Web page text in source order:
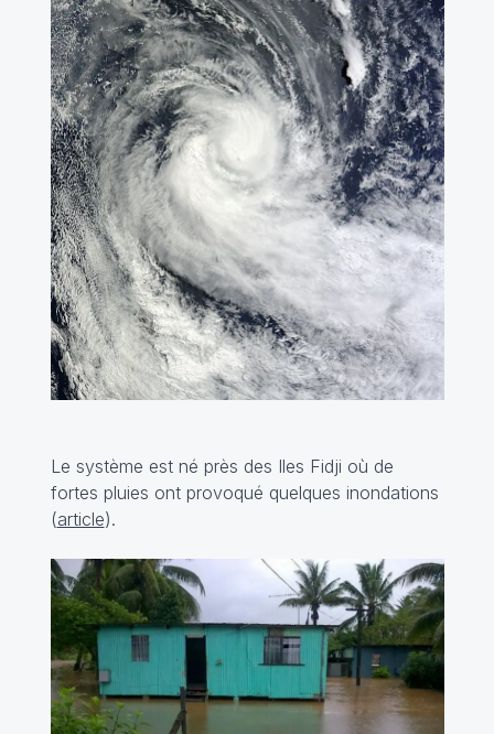
Le système est né près des Iles Fidji où de
fortes pluies ont provoqué quelques inondations
(article).